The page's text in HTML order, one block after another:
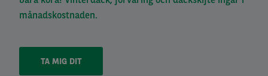
månadskostnaden.
TA MIG DIT